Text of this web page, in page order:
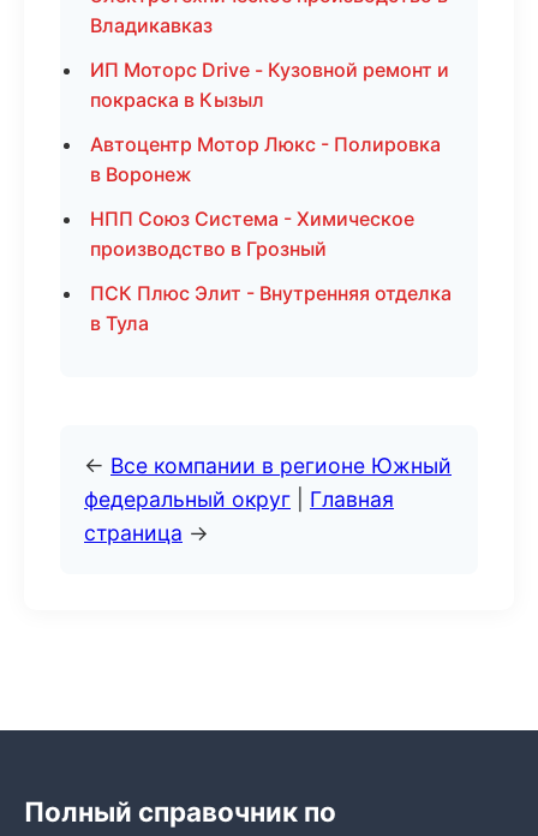
Владикавказ
ИП Моторс Drive - Кузовной ремонт и
покраска в Кызыл
Автоцентр Мотор Люкс - Полировка
в Воронеж
НПП Союз Система - Химическое
производство в Грозный
ПСК Плюс Элит - Внутренняя отделка
в Тула
← Все компании в регионе Южный
федеральный округ
Главная
страница →
Полный справочник по